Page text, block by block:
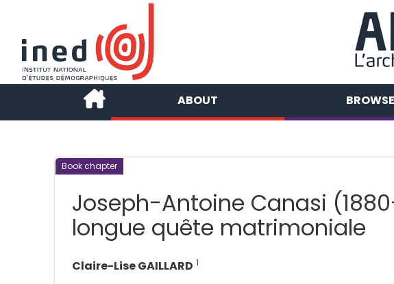
ABOUT BROWSE
Book chapter
Joseph-Antoine Canasi
longue quête matrimoniale
Claire-Lise GAILLARD 1